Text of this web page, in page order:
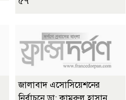
জালাবাদ এসোসিয়েশনের